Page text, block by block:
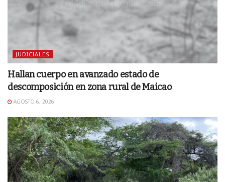
JUDICIALES
Hallan cuerpo en avanzado estado de
descomposición en zona rural de Maicao
AGOSTO 6, 2026